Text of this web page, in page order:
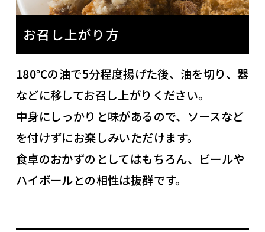
お召し上がり方
180℃の油で5分程度揚げた後、油を切り、器
などに移してお召し上がりください。
中身にしっかりと味があるので、ソースなど
を付けずにお楽しみいただけます。
食卓のおかずのとしてはもちろん、ビールや
ハイボールとの相性は抜群です。